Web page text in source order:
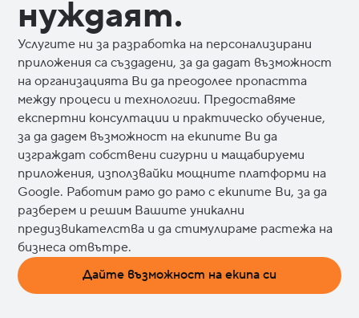
нуждаят.
Услугите ни за разработка на персонализирани
приложения са създадени, за да дадат възможност
на организацията Ви да преодолее пропастта
между процеси и технологии. Предоставяме
експертни консултации и практическо обучение,
за да дадем възможност на екипите Ви да
изграждат собствени сигурни и мащабируеми
приложения, използвайки мощните платформи на
Google. Работим рамо до рамо с екипите Ви, за да
разберем и решим Вашите уникални
предизвикателства и да стимулираме растежа на
бизнеса отвътре.
Дайте възможност на екипа си